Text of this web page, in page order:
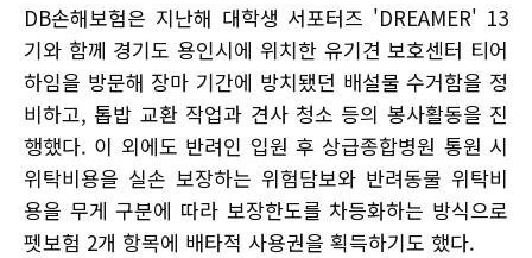
DB손해보험은 지난해 대학생 서포터즈 'DREAMER' 13
기와 함께 경기도 용인시에 위치한 유기견 보호센터 티어
하임을 방문해 장마 기간에 방치됐던 배설물 수거함을 정
비하고, 톱밥 교환 작업과 견사 청소 등의 봉사활동을 진
행했다. 이 외에도 반려인 입원 후 상급종합병원 통원 시
위탁비용을 실손 보장하는 위험담보와 반려동물 위탁비
용을 무게 구분에 따라 보장한도를 차등화하는 방식으로
펫보험 2개 항목에 배타적 사용권을 획득하기도 했다.